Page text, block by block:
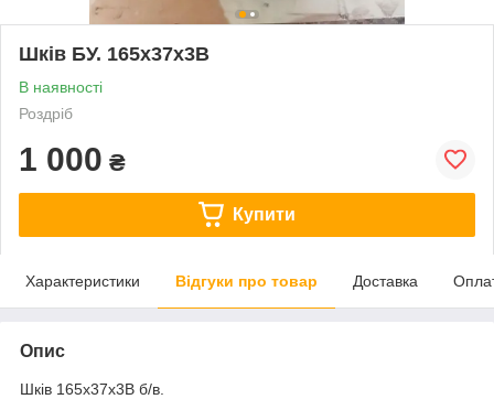
Шків БУ. 165х37х3В
В наявності
Роздріб
1 000 ₴
Купити
Характеристики Відгуки про товар Доставка
Опис
Шків 165х37х3В б/в.